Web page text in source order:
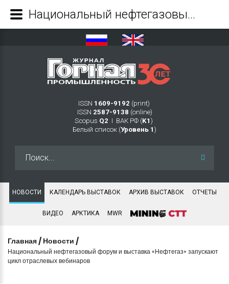
ISSN 1609-9192 (print)
ISSN 2587-9138 (online)
Scopus Q2 Ι ВАК РФ (K1 )
Белый список (Уровень 1 )
НОВОСТИ КАЛЕНДАРЬ ВЫСТАВОК АРХИВ ВЫСТАВОК ОТЧЕТЫ
ВИДЕО АРКТИКА MWR
Главная / Новости /
Национальный нефтегазовый форум и выставка «Нефтегаз» запускают
цикл отраслевых вебинаров
Национальный нефтегазовый форум и выставка «Нефтегаз» запускают цикл отраслевых вебинаров - Журнал Горная промышленность